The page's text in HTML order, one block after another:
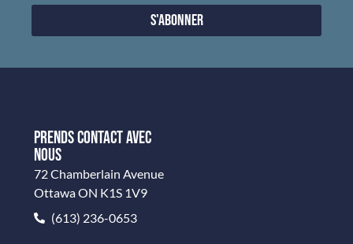
S'abonner
PRENDS CONTACT AVEC
NOUS
72 Chamberlain Avenue
Ottawa ON K1S 1V9
(613) 236-0653